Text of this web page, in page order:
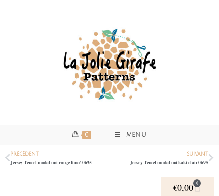
0 MENU
PRÉCÉDENT
Jersey Tencel modal uni rouge foncé 0695
SUIVANT
Jersey Tencel modal uni kaki clair 0695
€0,00 0